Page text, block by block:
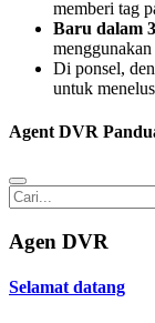
memberi tag
Baru dalam
menggunakan
Di ponsel,
untuk
Agent DVR
Agen DVR
Selamat datang